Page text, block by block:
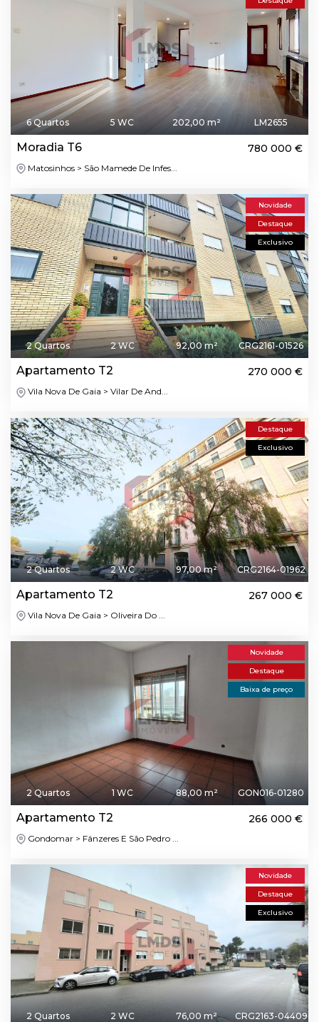
6 Quartos 5 WC 202,00 m² LM2655
Moradia T6 780 000 €
Matosinhos > São Mamede De Infes...
Novidade
Destaque
Exclusivo
2 Quartos 2 WC 92,00 m² CRG2161-01526
Apartamento T2 270 000 €
Vila Nova De Gaia > Vilar De And...
Destaque
Exclusivo
2 Quartos 2 WC 97,00 m² CRG2164-01962
Apartamento T2 267 000 €
Vila Nova De Gaia > Oliveira Do ...
Novidade
Destaque
Baixa de preço
2 Quartos 1 WC 88,00 m² GON016-01280
Apartamento T2 266 000 €
Gondomar > Fânzeres E São Pedro ...
Novidade
Destaque
Exclusivo
2 Quartos 2 WC 76,00 m² CRG2163-04409